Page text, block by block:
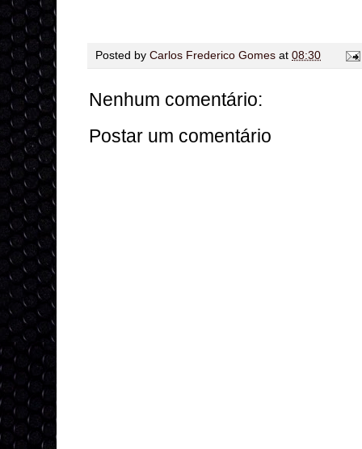
Posted by Carlos Frederico Gomes at 08:30
Nenhum comentário:
Postar um comentário